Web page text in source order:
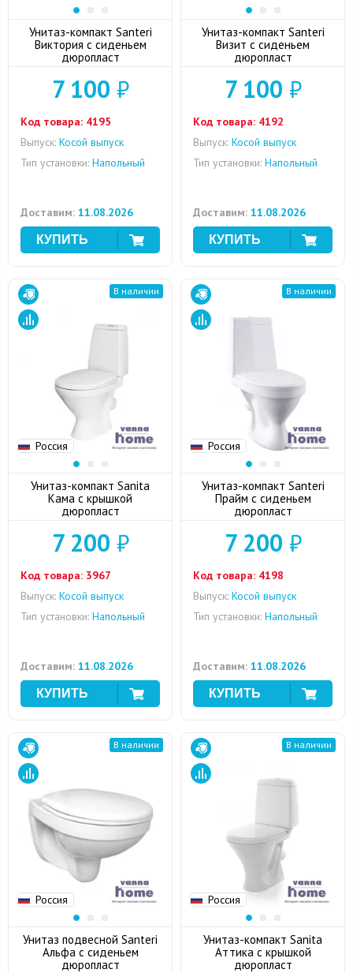
Унитаз-компакт Santeri
Виктория с сиденьем
дюропласт
7 100 ₽
Код товара: 4195
Выпуск: Косой выпуск
Тип установки: Напольный
Доставим: 11.08.2026
Унитаз-компакт Santeri
Визит с сиденьем
дюропласт
7 100 ₽
Код товара: 4192
Выпуск: Косой выпуск
Тип установки: Напольный
Доставим: 11.08.2026
Россия
В наличии
Унитаз-компакт Sanita
Кама с крышкой
дюропласт
7 200 ₽
Код товара: 3967
Выпуск: Косой выпуск
Тип установки: Напольный
Доставим: 11.08.2026
Россия
В наличии
Унитаз-компакт Santeri
Прайм с сиденьем
дюропласт
7 200 ₽
Код товара: 4198
Выпуск: Косой выпуск
Тип установки: Напольный
Доставим: 11.08.2026
Россия
В наличии
Унитаз подвесной Santeri
Альфа с сиденьем
дюропласт
Россия
В наличии
Унитаз-компакт Sanita
Аттика с крышкой
дюропласт